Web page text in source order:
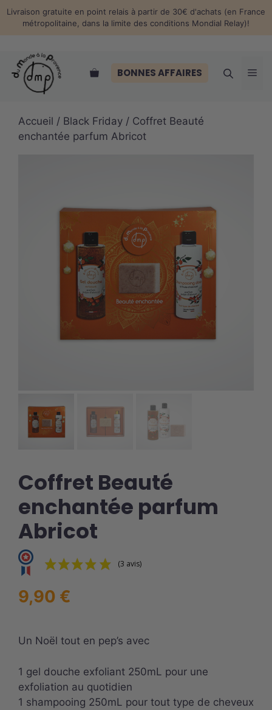
AllerLivraison gratuite en point relais à partir de 30€ d'achats (en France
métropolitaine, dans la limite des conditions Mondial Relay)!
BONNES AFFAIRES
Accueil / Black Friday / Coffret Beauté
enchantée parfum Abricot
Coffret Beauté
enchantée parfum
Abricot
(3 avis)
9,90 €
Un Noël tout en pep’s avec
1 gel douche exfoliant 250mL pour une
exfoliation au quotidien
1 shampooing 250mL pour tout type de cheveux